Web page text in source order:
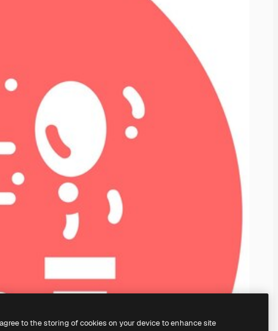
to the storing of cookies on your device to enhance site